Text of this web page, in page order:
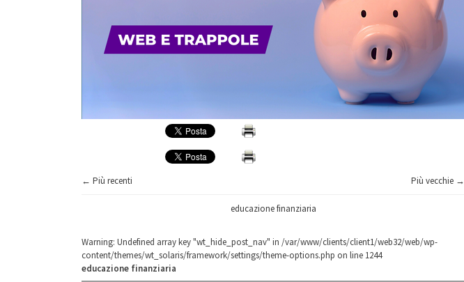
← Più recenti Più vecchie →
educazione finanziaria
Warning: Undefined array key "wt_hide_post_nav" in /var/www/clients/client1/web32/web/wp-
content/themes/wt_solaris/framework/settings/theme-options.php on line 1244
educazione finanziaria